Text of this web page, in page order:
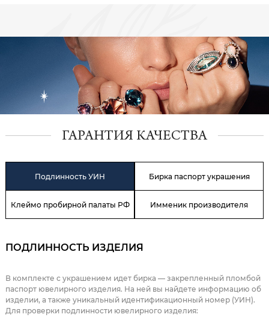
ГАРАНТИЯ КАЧЕСТВА
Подлинность УИН Бирка паспорт украшения
Клеймо пробирной палаты РФ Имменик производителя
ПОДЛИННОСТЬ ИЗДЕЛИЯ
В комплекте с украшением идет бирка — закрепленный пломбой
паспорт ювелирного изделия. На ней вы найдете информацию об
изделии, а также уникальный идентификационный номер (УИН).
Для проверки подлинности ювелирного изделия: